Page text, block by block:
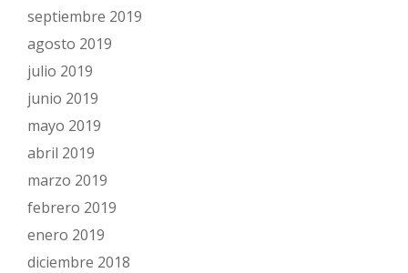
septiembre 2019
agosto 2019
julio 2019
junio 2019
mayo 2019
abril 2019
marzo 2019
febrero 2019
enero 2019
diciembre 2018